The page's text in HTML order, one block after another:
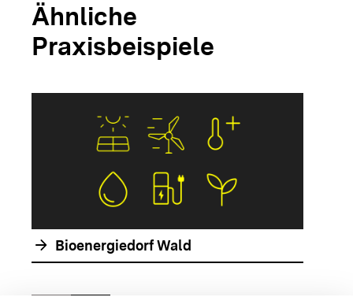
Ähnliche
Praxisbeispiele
arrow_forward Bioenergiedorf Wald